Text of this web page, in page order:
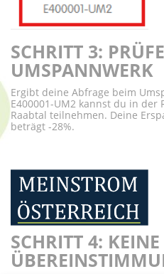
SCHRITT 3:
UMSPANNWERK
Ergibt deine Abfrage beim
E400001-UM2 kannst du in der
Raabtal teilnehmen. Deine
beträgt -28%.
SCHRITT 4: KEINE